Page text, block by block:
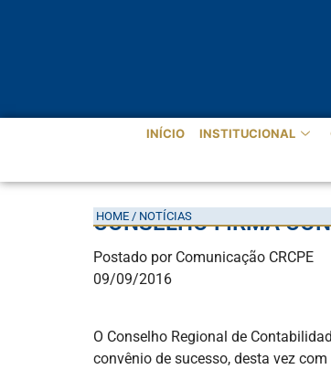
INÍCIO INSTITUCIONAL
CONSELHO FIRMA
HOME / NOTÍCIAS
Postado por Comunicação CRCPE
09/09/2016
O Conselho Regional de
convênio de sucesso, desta vez